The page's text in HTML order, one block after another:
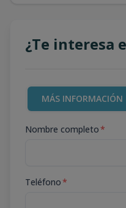
¿Te interesa
MÁS INFORMACIÓN
Nombre completo*
Teléfono*